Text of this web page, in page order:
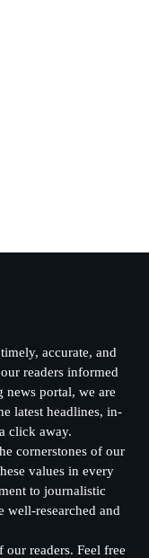
accurate, and
readers informed
news portal, we are
latest headlines, in-
click away.
cornerstones of our
values in every
to journalistic
well-researched and
our readers. Feel free